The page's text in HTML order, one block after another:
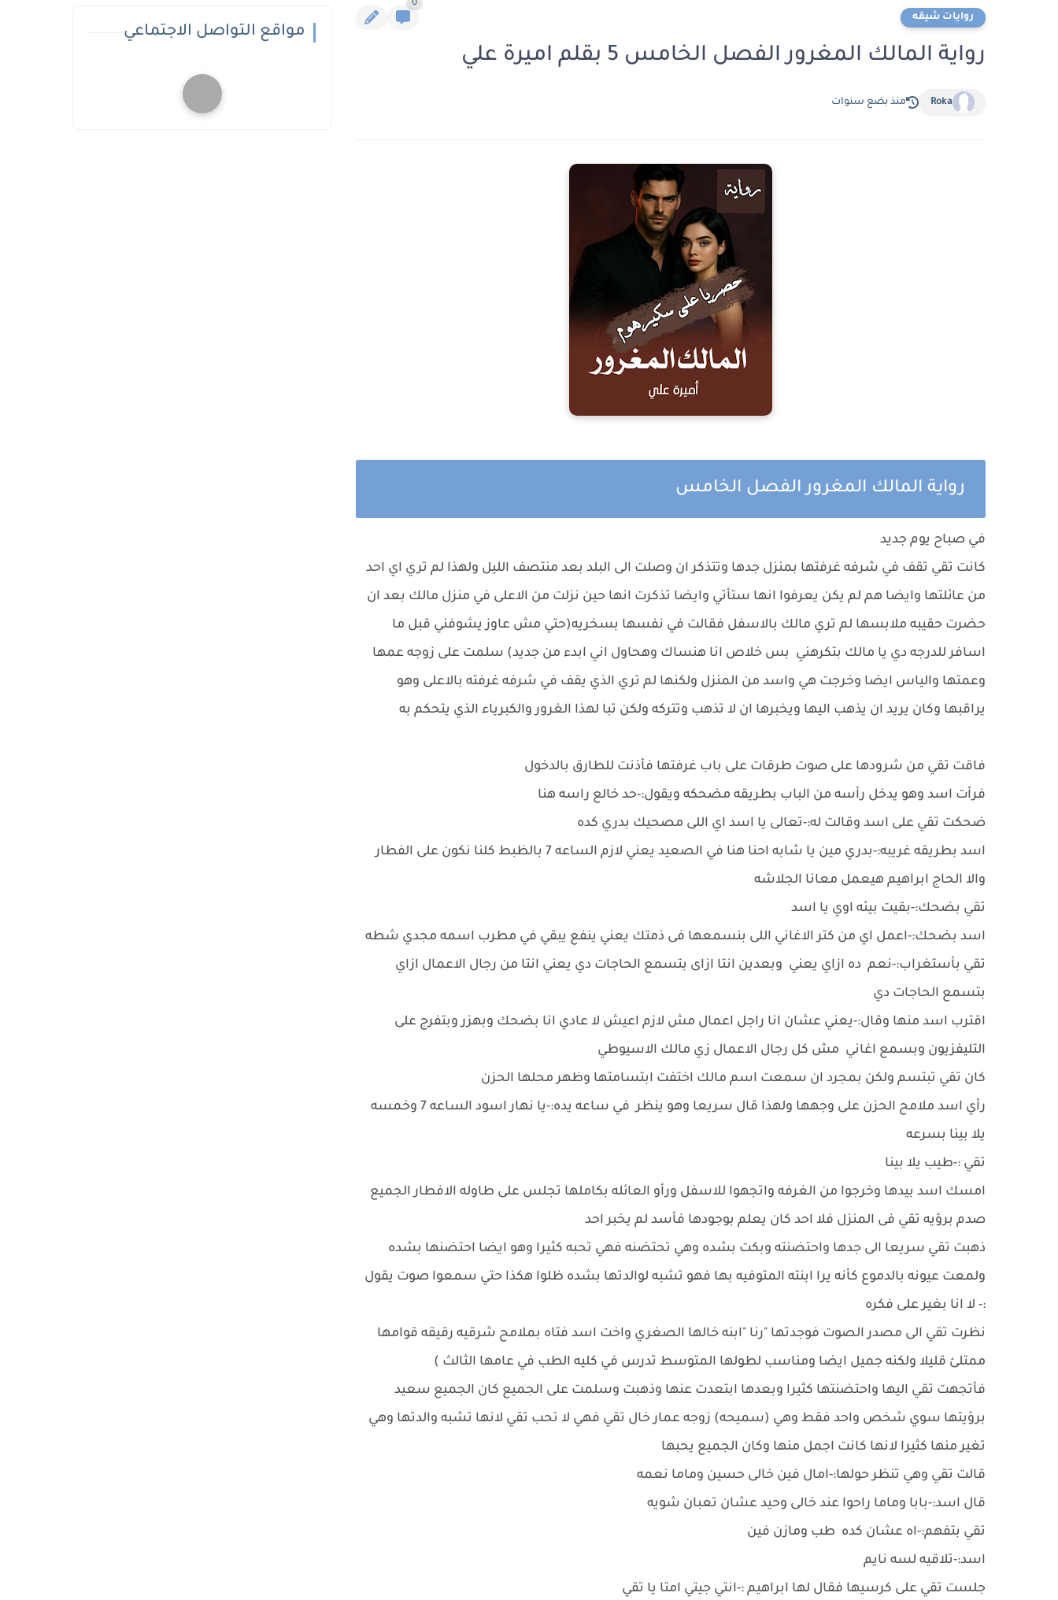
روايات شيقه
0
رواية المالك المغرور الفصل الخامس 5 بقلم اميرة علي
Roka منذ بضع سنوات
رواية المالك المغرور الفصل الخامس
في صباح يوم جديد
كانت تقي تقف في شرفه غرفتها بمنزل جدها وتتذكر ان وصلت الى البلد بعد منتصف الليل ولهذا لم تري اي احد
من عائلتها وايضا هم لم يكن يعرفوا انها ستأتي وايضا تذكرت انها حين نزلت من الاعلى في منزل مالك بعد ان
حضرت حقيبه ملابسها لم تري مالك بالاسفل فقالت في نفسها بسخريه(حتي مش عاوز يشوفني قبل ما
اسافر للدرجه دي يا مالك بتكرهني بس خلاص انا هنساك وهحاول اني ابدء من جديد) سلمت على زوجه عمها
وعمتها والياس ايضا وخرجت هي واسد من المنزل ولكنها لم تري الذي يقف في شرفه غرفته بالاعلى وهو
يراقبها وكان يريد ان يذهب اليها ويخبرها ان لا تذهب وتتركه ولكن تبا لهذا الغرور والكبرياء الذي يتحكم به
فاقت تقي من شرودها على صوت طرقات على باب غرفتها فأذنت للطارق بالدخول
فرأت اسد وهو يدخل رأسه من الباب بطريقه مضحكه ويقول:-حد خالع راسه هنا
ضحكت تقي على اسد وقالت له:-تعالى يا اسد اي اللى مصحيك بدري كده
اسد بطريقه غريبه:-بدري مين يا شابه احنا هنا في الصعيد يعني لازم الساعه 7 بالظبط كلنا نكون على الفطار
والا الحاج ابراهيم هيعمل معانا الجلاشه
تقي بضحك:-بقيت بيئه اوي يا اسد
اسد بضحك:-اعمل اي من كتر الاغاني اللى بنسمعها فى ذمتك يعني ينفع يبقي في مطرب اسمه مجدي شطه
تقي بأستغراب:-نعم ده ازاي يعني وبعدين انتا ازاى بتسمع الحاجات دي يعني انتا من رجال الاعمال ازاي
بتسمع الحاجات دي
اقترب اسد منها وقال:-يعني عشان انا راجل اعمال مش لازم اعيش لا عادي انا بضحك وبهزر وبتفرج على
التليفزيون وبسمع اغاني مش كل رجال الاعمال زي مالك الاسيوطي
كان تقي تبتسم ولكن بمجرد ان سمعت اسم مالك اختفت ابتسامتها وظهر محلها الحزن
رأي اسد ملامح الحزن على وجهها ولهذا قال سريعا وهو ينظر في ساعه يده:-يا نهار اسود الساعه 7 وخمسه
يلا بينا بسرعه
تقي :-طيب يلا بينا
امسك اسد بيدها وخرجوا من الغرفه واتجهوا للاسفل ورأو العائله بكاملها تجلس على طاوله الافطار الجميع
صدم برؤيه تقي فى المنزل فلا احد كان يعلم بوجودها فأسد لم يخبر احد
ذهبت تقي سريعا الى جدها واحتضنته وبكت بشده وهي تحتضنه فهي تحبه كثيرا وهو ايضا احتضنها بشده
ولمعت عيونه بالدموع كأنه يرا ابنته المتوفيه بها فهو تشبه لوالدتها بشده ظلوا هكذا حتي سمعوا صوت يقول
:- لا انا بغير على فكره
نظرت تقي الى مصدر الصوت فوجدتها "رنا "ابنه خالها الصغري واخت اسد فتاه بملامح شرقيه رقيقه قوامها
ممتلئ قليلا ولكنه جميل ايضا ومناسب لطولها المتوسط تدرس في كليه الطب في عامها الثالث )
فأتجهت تقي اليها واحتضنتها كثيرا وبعدها ابتعدت عنها وذهبت وسلمت على الجميع كان الجميع سعيد
برؤيتها سوي شخص واحد فقط وهي (سميحه) زوجه عمار خال تقي فهي لا تحب تقي لانها تشبه والدتها وهي
تغير منها كثيرا لانها كانت اجمل منها وكان الجميع يحبها
قالت تقي وهي تنظر حولها:-امال فين خالى حسين وماما نعمه
قال اسد:-بابا وماما راحوا عند خالى وحيد عشان تعبان شويه
تقي بتفهم:-اه عشان كده طب ومازن فين
اسد:-تلاقيه لسه نايم
جلست تقي على كرسيها فقال لها ابراهيم :-انتي جيتي امتا يا تقي
مواقع التواصل الاجتماعي